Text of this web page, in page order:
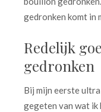
gedronken komt in
Redelijk
gedronken
Bij mijn eerste
gegeten van wat ik